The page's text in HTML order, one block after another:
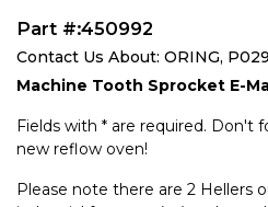
Part #:450992
Contact Us About: ORING,
Machine Tooth Sprocket E-
Fields with * are required. Don't
new reflow oven!
Please note there are 2 Hellers